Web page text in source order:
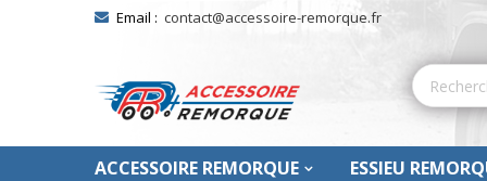
Email : contact@accessoire-remorque.fr
ACCESSOIRE REMORQUE ESSIEU